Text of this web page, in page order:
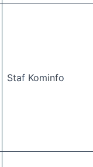
Staf Kominfo